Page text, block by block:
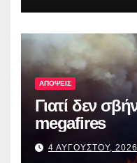
ΑΠΟΨΕΙΣ
Γιατί δεν
megafires
4 ΑΥΓΟΥΣΤΟΥ, 2026